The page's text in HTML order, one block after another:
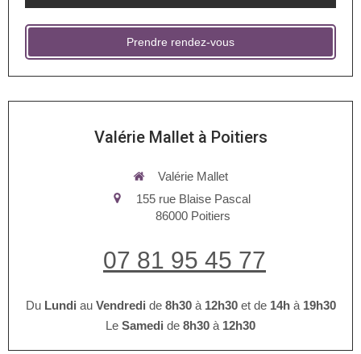
Prendre rendez-vous
Valérie Mallet à Poitiers
Valérie Mallet
155 rue Blaise Pascal
86000 Poitiers
07 81 95 45 77
Du Lundi au Vendredi de 8h30à 12h30et de 14hà 19h30
Le Samedi de 8h30 à 12h30